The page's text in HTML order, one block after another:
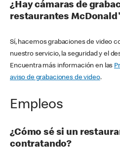
¿Hay cámaras de
restaurantes
Sí, hacemos grabaciones de video
nuestro servicio, la seguridad y el
Encuentra más información en las
aviso de grabaciones de video.
Empleos
¿Cómo sé si un
contratando?